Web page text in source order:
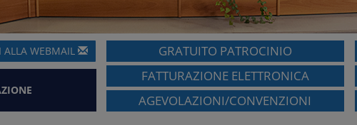
ALLAWEBMAIL GRATUITO PATROCINIO
FATTURAZIONE ELETTRONICA
AGEVOLAZIONI/CONVENZIONI